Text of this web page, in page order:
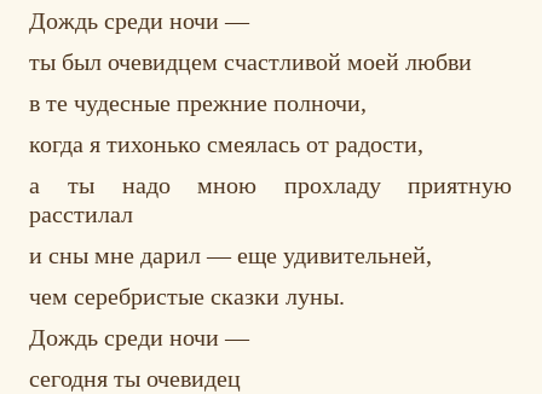
Дождь среди ночи —
ты был очевидцем счастливой моей любви
в те чудесные прежние полночи,
когда я тихонько смеялась от радости,
а ты надо мною прохладу приятную
расстилал
и сны мне дарил — еще удивительней,
чем серебристые сказки луны.
Дождь среди ночи —
сегодня ты очевидец